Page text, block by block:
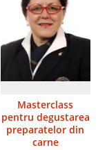
Masterclass
pentru degustarea
preparatelor din
carne